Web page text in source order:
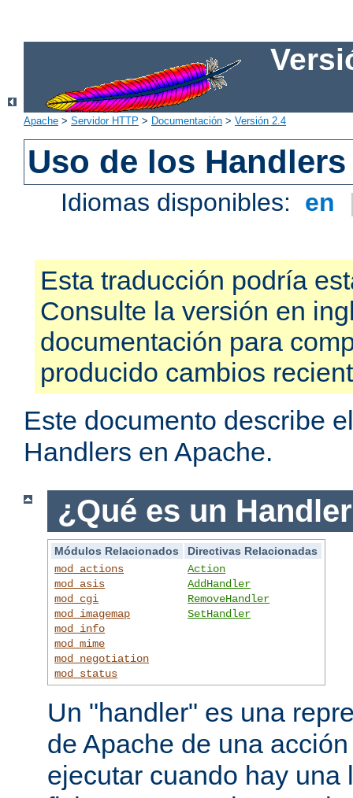
Apache > Servidor HTTP > Documentación > Versión 2.4
Uso de los
Idiomas disponibles: en
Esta traducción podría
Consulte la versión en
documentación para
producido cambios
Este documento describe
Handlers en Apache.
¿Qué es un
Módulos Relacionados
Directivas Relacionadas
mod_actions
mod_asis
mod_cgi
mod_imagemap
mod_info
mod_mime
mod_negotiation
mod_status
Action
AddHandler
RemoveHandler
SetHandler
Un "handler" es una
de Apache de una
ejecutar cuando hay una